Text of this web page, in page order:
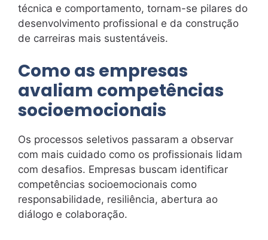
técnica e comportamento, tornam-se pilares do
desenvolvimento profissional e da construção
de carreiras mais sustentáveis.
Como as empresas
avaliam competências
socioemocionais
Os processos seletivos passaram a observar
com mais cuidado como os profissionais lidam
com desafios. Empresas buscam identificar
competências socioemocionais como
responsabilidade, resiliência, abertura ao
diálogo e colaboração.